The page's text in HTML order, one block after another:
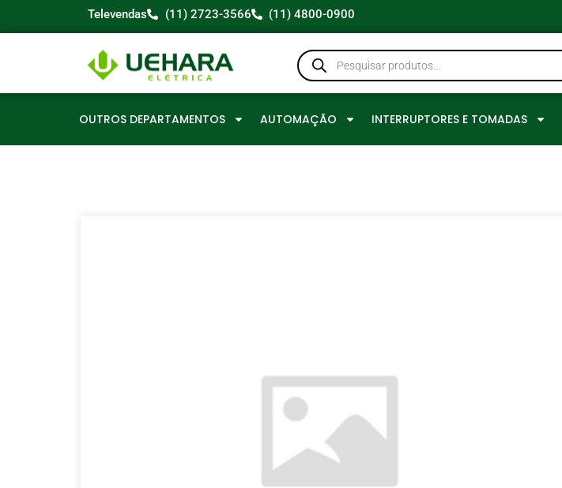
Televendas (11) 2723-3566 (11) 4800-0900
OUTROS DEPARTAMENTOS AUTOMAÇÃO INTERRUPTORES E TOMADAS